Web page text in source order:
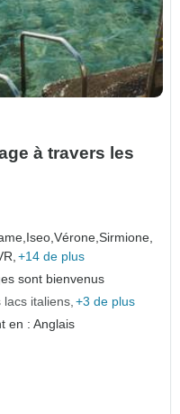
à travers les
Iseo,Vérone,Sirmione,
+14 de plus
sont bienvenus
lacs italiens +3 de plus
en : Anglais